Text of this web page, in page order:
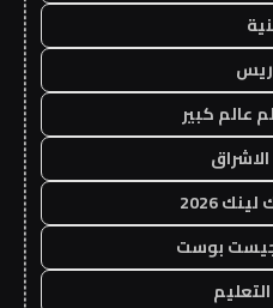
عالم كبير
2026
بوست